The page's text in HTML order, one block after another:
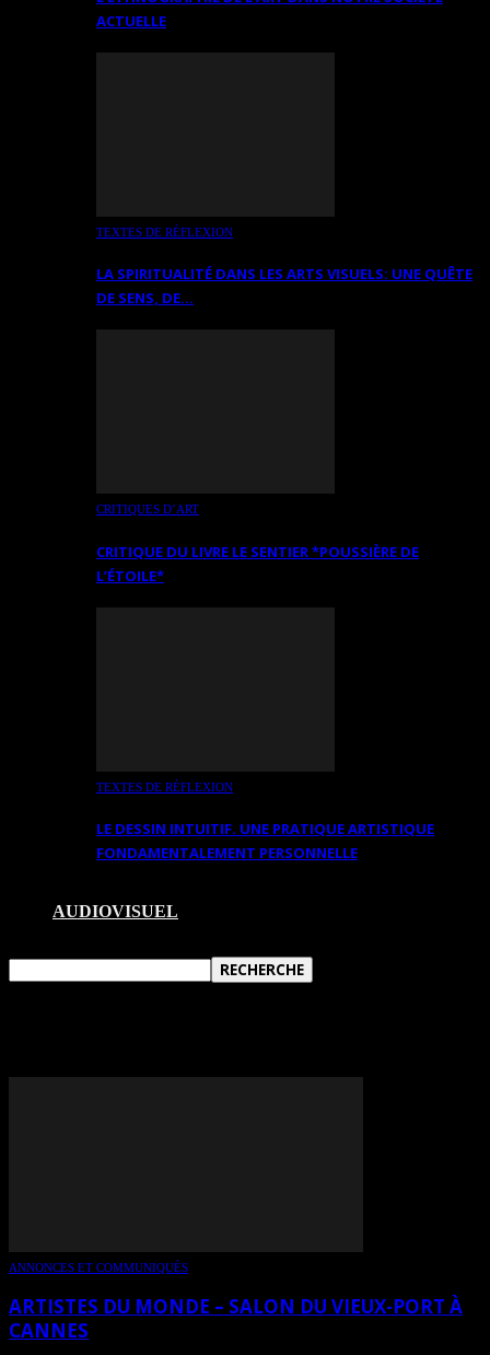
ACTUELLE
TEXTES DE RÉFLEXION
LA SPIRITUALITÉ DANS LES ARTS VISUELS: UNE QUÊTE
DE SENS, DE…
CRITIQUES D’ART
CRITIQUE DU LIVRE LE SENTIER *POUSSIÈRE DE
L’ÉTOILE*
TEXTES DE RÉFLEXION
LE DESSIN INTUITIF. UNE PRATIQUE ARTISTIQUE
FONDAMENTALEMENT PERSONNELLE
AUDIOVISUEL
ANNONCES ET COMMUNIQUÉS
ARTISTES DU MONDE – SALON DU VIEUX-PORT À
CANNES